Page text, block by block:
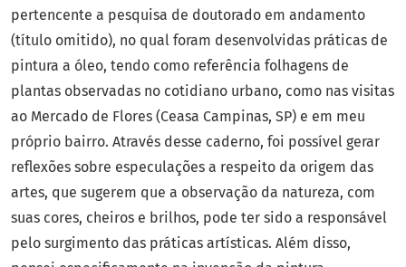
pertencente a pesquisa de doutorado em andamento
(título omitido), no qual foram desenvolvidas práticas de
pintura a óleo, tendo como referência folhagens de
plantas observadas no cotidiano urbano, como nas visitas
ao Mercado de Flores (Ceasa Campinas, SP) e em meu
próprio bairro. Através desse caderno, foi possível gerar
reflexões sobre especulações a respeito da origem das
artes, que sugerem que a observação da natureza, com
suas cores, cheiros e brilhos, pode ter sido a responsável
pelo surgimento das práticas artísticas. Além disso,